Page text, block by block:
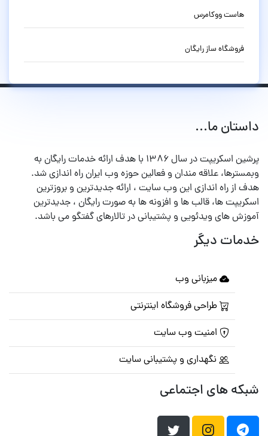
هاست ووکامرس
فروشگاه ساز رایگان
داستان ما...
پرشین اسکریپت در سال ۱۳۸۶ با هدف ارائه خدمات رایگان به
وبمسترها، علاقه مندان و فعالین حوزه وب ایران راه اندازی شد.
هدف از راه اندازی این وب سایت ، ارائه جدیدترین و بروزترین
اسکریپت ها، قالب ها و افزونه ها به صورت رایگان ، جدیدترین
آموزش های ویدئویی و پشتیبانی در تالارهای گفتگو می باشد.
خدمات دیگر
میزبانی وب
طراحی فروشگاه اینترنتی
امنیت وب سایت
نگهداری و پشتیبانی سایت
شبکه های اجتماعی